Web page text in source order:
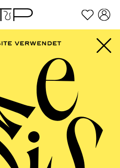
Zum Footer springen